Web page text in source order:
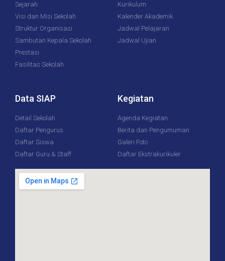
Sejarah
Visi dan Misi Sekolah
Struktur Organisasi
Sambutan Kepala Sekolah
Prestasi
Fasilitas Sekolah
Kurikulum
Kalender Akademik
Jadwal Pelajaran
Jadwal Ujian
Data SIAP
Detail Sekolah
Daftar Pengurus
Daftar Siswa
Daftar Guru & Staff
Kegiatan
Agenda Kegiatan
Berita dan Pengumuman
Galeri Foto
Daftar Ekstrakurikuler